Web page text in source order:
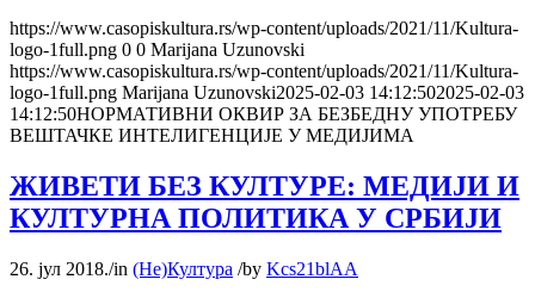
https://www.casopiskultura.rs/wp-content/uploads/2021/11/Kultura-
logo-1full.png 0 0 Marijana Uzunovski
https://www.casopiskultura.rs/wp-content/uploads/2021/11/Kultura-
logo-1full.png Marijana Uzunovski2025-02-03 14:12:502025-02-03
14:12:50НОРМАТИВНИ ОКВИР ЗА БЕЗБЕДНУ УПОТРЕБУ
ВЕШТАЧКЕ ИНТЕЛИГЕНЦИЈЕ У МЕДИЈИМА
ЖИВЕТИ БЕЗ КУЛТУРЕ: МЕДИЈИ И
КУЛТУРНА ПОЛИТИКА У СРБИЈИ
26. јул 2018./in (Не)Култура /by Kcs21blAA